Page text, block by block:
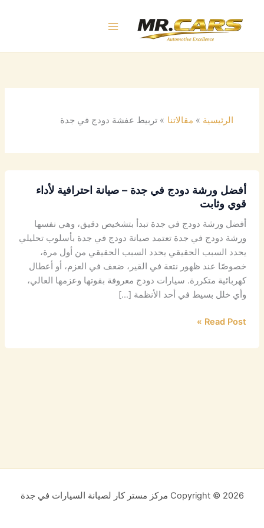
المحتوى
الرئيسية مقالاتنا تربيط عفشة دودج في جدة
أفضل ورشة دودج في جدة – صيانة احترافية لأداء
قوي وثابت
أفضل ورشة دودج في جدة تبدأ بتشخيص دقيق، وهي نفسها
ورشة دودج في جدة تعتمد صيانة دودج في جدة بأسلوب تحليلي
يحدد السبب الحقيقي يحدد السبب الحقيقي من أول مرة،
خصوصًا عند ظهور نتعة في القير، ضعف في العزم، أو أعطال
كهربائية متكررة. سيارات دودج معروفة بقوتها وعزمها العالي،
وأي خلل بسيط في أحد الأنظمة […]
Read Post »
Copyright © 2026 مركز مستر كار لصيانة السيارات في جدة